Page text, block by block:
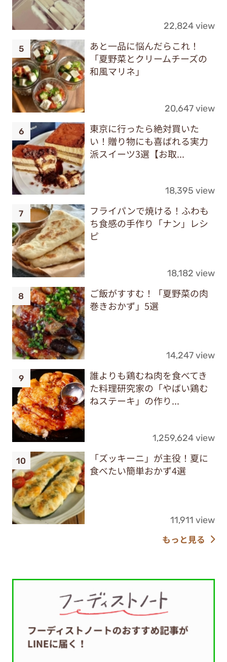
22,824 view
あと一品に悩んだらこれ！
「夏野菜とクリームチーズの
和風マリネ」
20,647 view
東京に行ったら絶対買いた
い！贈り物にも喜ばれる実力
派スイーツ3選【お取...
18,395 view
フライパンで焼ける！ふわも
ち食感の手作り「ナン」レシ
ピ
18,182 view
ご飯がすすむ！「夏野菜の肉
巻きおかず」5選
14,247 view
誰よりも鶏むね肉を食べてき
た料理研究家の「やばい鶏む
ねステーキ」の作り...
1,259,624 view
「ズッキーニ」が主役！夏に
食べたい簡単おかず4選
11,911 view
もっと見る